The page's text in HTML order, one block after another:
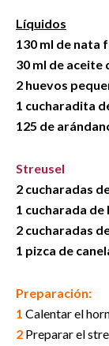
Líquidos
130 ml de nata
30 ml de aceite
2 huevos
1 cucharadita
125 de
Streusel
2 cucharadas
1 cucharada de
2 cucharadas
1 pizca de
Preparación:
1 Calentar el
2 Preparar el